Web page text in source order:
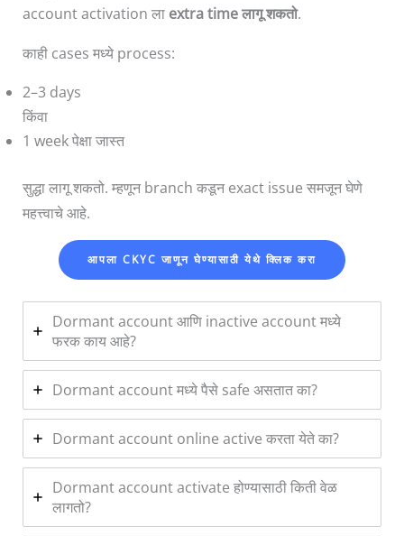
account activation ला extra time लागू शकतो.
काही cases मध्ये process:
2–3 days
किंवा
1 week पेक्षा जास्त
सुद्धा लागू शकतो. म्हणून branch कडून exact issue समजून घेणे
महत्त्वाचे आहे.
आपला CKYC जाणून घेण्यासाठी येथे क्लिक करा
Dormant account आणि inactive account मध्ये
फरक काय आहे?
Dormant account मध्ये पैसे safe असतात का?
Dormant account online active करता येते का?
Dormant account activate होण्यासाठी किती वेळ
लागतो?